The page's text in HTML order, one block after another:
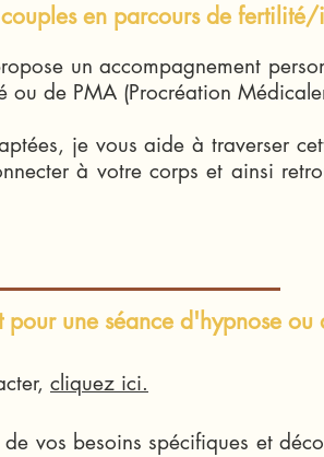
couples en parcours de
un accompagnement
de PMA (Procréation
je vous aide à traverser
à votre corps et ainsi
pour une séance d'hypnose ou
cliquez ici.
vos besoins spécifiques et